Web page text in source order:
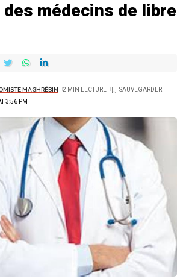
médecins de libre
3:56 PM
MAGHRÉBIN 2 MIN LECTURE